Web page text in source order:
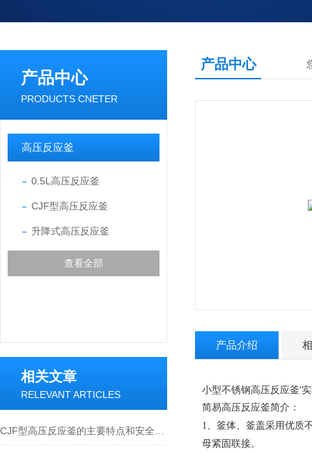
产品中心
PRODUCTS CNETER
高压反应釜
0.5L高压反应釜
CJF型高压反应釜
升降式高压反应釜
查看全部
相关文章
RELEVANT ARTICLES
产品中心
产品介绍
小型不锈钢高压反应釜'
简易高压反应釜简介：
1、釜体、釜盖采用优质
母紧固联接。